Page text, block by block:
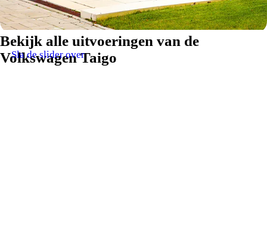
Bekijk alle uitvoeringen van de
Volkswagen Taigo
Sla de slider over